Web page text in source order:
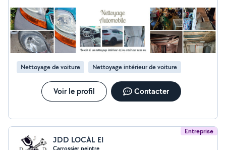
Nettoyage de voiture Nettoyage intérieur de voiture
Voir le profil Contacter
Entreprise
JDD LOCAL EI